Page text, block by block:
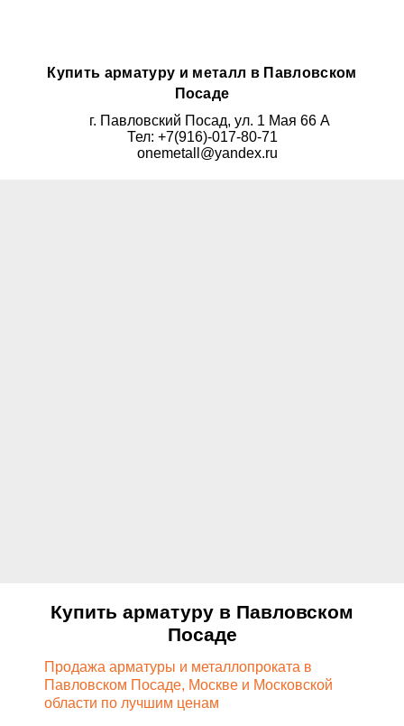
Купить арматуру и металл в Павловском
Посаде
г. Павловский Посад, ул. 1 Мая 66 А
Тел: +7(916)-017-80-71
onemetall@yandex.ru
Купить арматуру в Павловском
Посаде
Продажа арматуры и металлопроката в
Павловском Посаде, Москве и Московской
области по лучшим ценам